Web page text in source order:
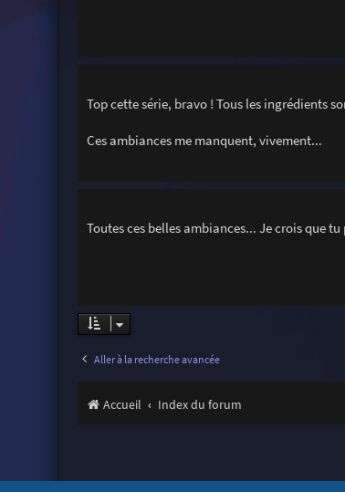
Top cette série, bravo ! Tous les ingrédients
Ces ambiances me manquent, vivement...
Toutes ces belles ambiances... Je crois que
Aller à la recherche avancée
Accueil Index du forum